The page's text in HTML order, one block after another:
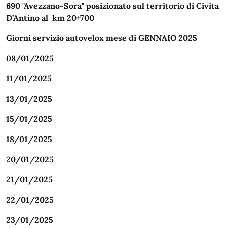
690 "Avezzano-Sora" posizionato sul territorio di Civita
D’Antino al km 20+700
Giorni servizio autovelox mese di GENNAIO 2025
08/01/2025
11/01/2025
13/01/2025
15/01/2025
18/01/2025
20/01/2025
21/01/2025
22/01/2025
23/01/2025